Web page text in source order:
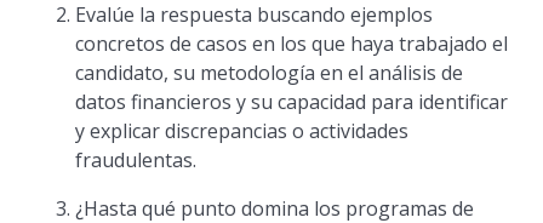
Evalúe la respuesta buscando ejemplos
concretos de casos en los que haya trabajado el
candidato, su metodología en el análisis de
datos financieros y su capacidad para identificar
y explicar discrepancias o actividades
fraudulentas.
¿Hasta qué punto domina los programas de